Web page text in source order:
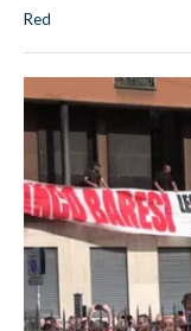
Red